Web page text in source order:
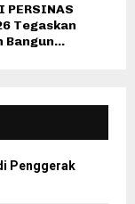
PERSINAS
Tegaskan
Bangun...
Penggerak